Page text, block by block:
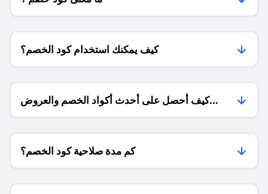
كيف يمكنك استخدام كود الخصم؟
كيف أحصل على أحدث أكواد الخصم والعروض
للمتاجر؟
كم مدة صلاحية كود الخصم؟